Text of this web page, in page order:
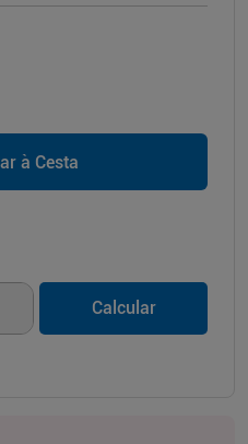
à Cesta
Calcular